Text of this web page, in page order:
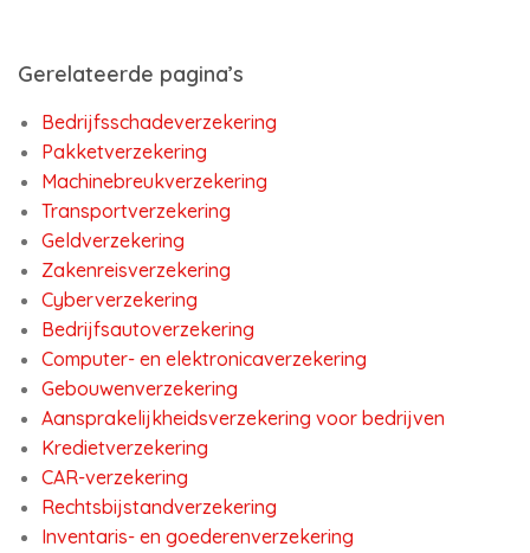
Gerelateerde pagina’s
Bedrijfsschadeverzekering
Pakketverzekering
Machinebreukverzekering
Transportverzekering
Geldverzekering
Zakenreisverzekering
Cyberverzekering
Bedrijfsautoverzekering
Computer- en elektronicaverzekering
Gebouwenverzekering
Aansprakelijkheidsverzekering voor bedrijven
Kredietverzekering
CAR-verzekering
Rechtsbijstandverzekering
Inventaris- en goederenverzekering